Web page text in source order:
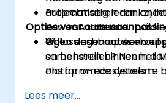
automatiseren dankzij
Power Automate.
Oplossingen op een
en beheren binnen het
Platform-ecosysteem.
Projectmatig leren:
een instructeur
eigen dashboards en
Opties voor
Wilt u een
samenstellen? Neem
ons op om de details te
Lees meer...